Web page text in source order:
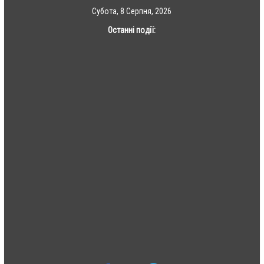
Субота, 8 Серпня, 2026
Останні події: